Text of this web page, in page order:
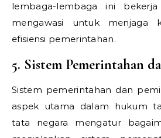
lembaga-lembaga ini
mengawasi untuk menjaga
efisiensi pemerintahan.
5. Sistem Pemerintahan
Sistem pemerintahan dan
aspek utama dalam hukum
tata negara mengatur